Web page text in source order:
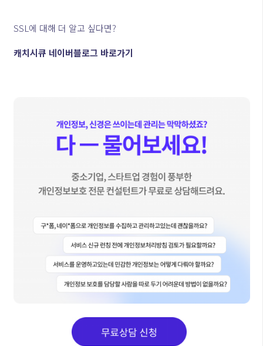
SSL에 대해 더 알고 싶다면?
캐치시큐 네이버블로그 바로가기